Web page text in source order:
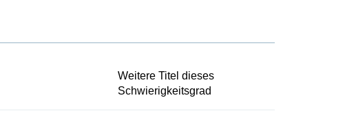
Weitere Titel dieses
Schwierigkeitsgrad